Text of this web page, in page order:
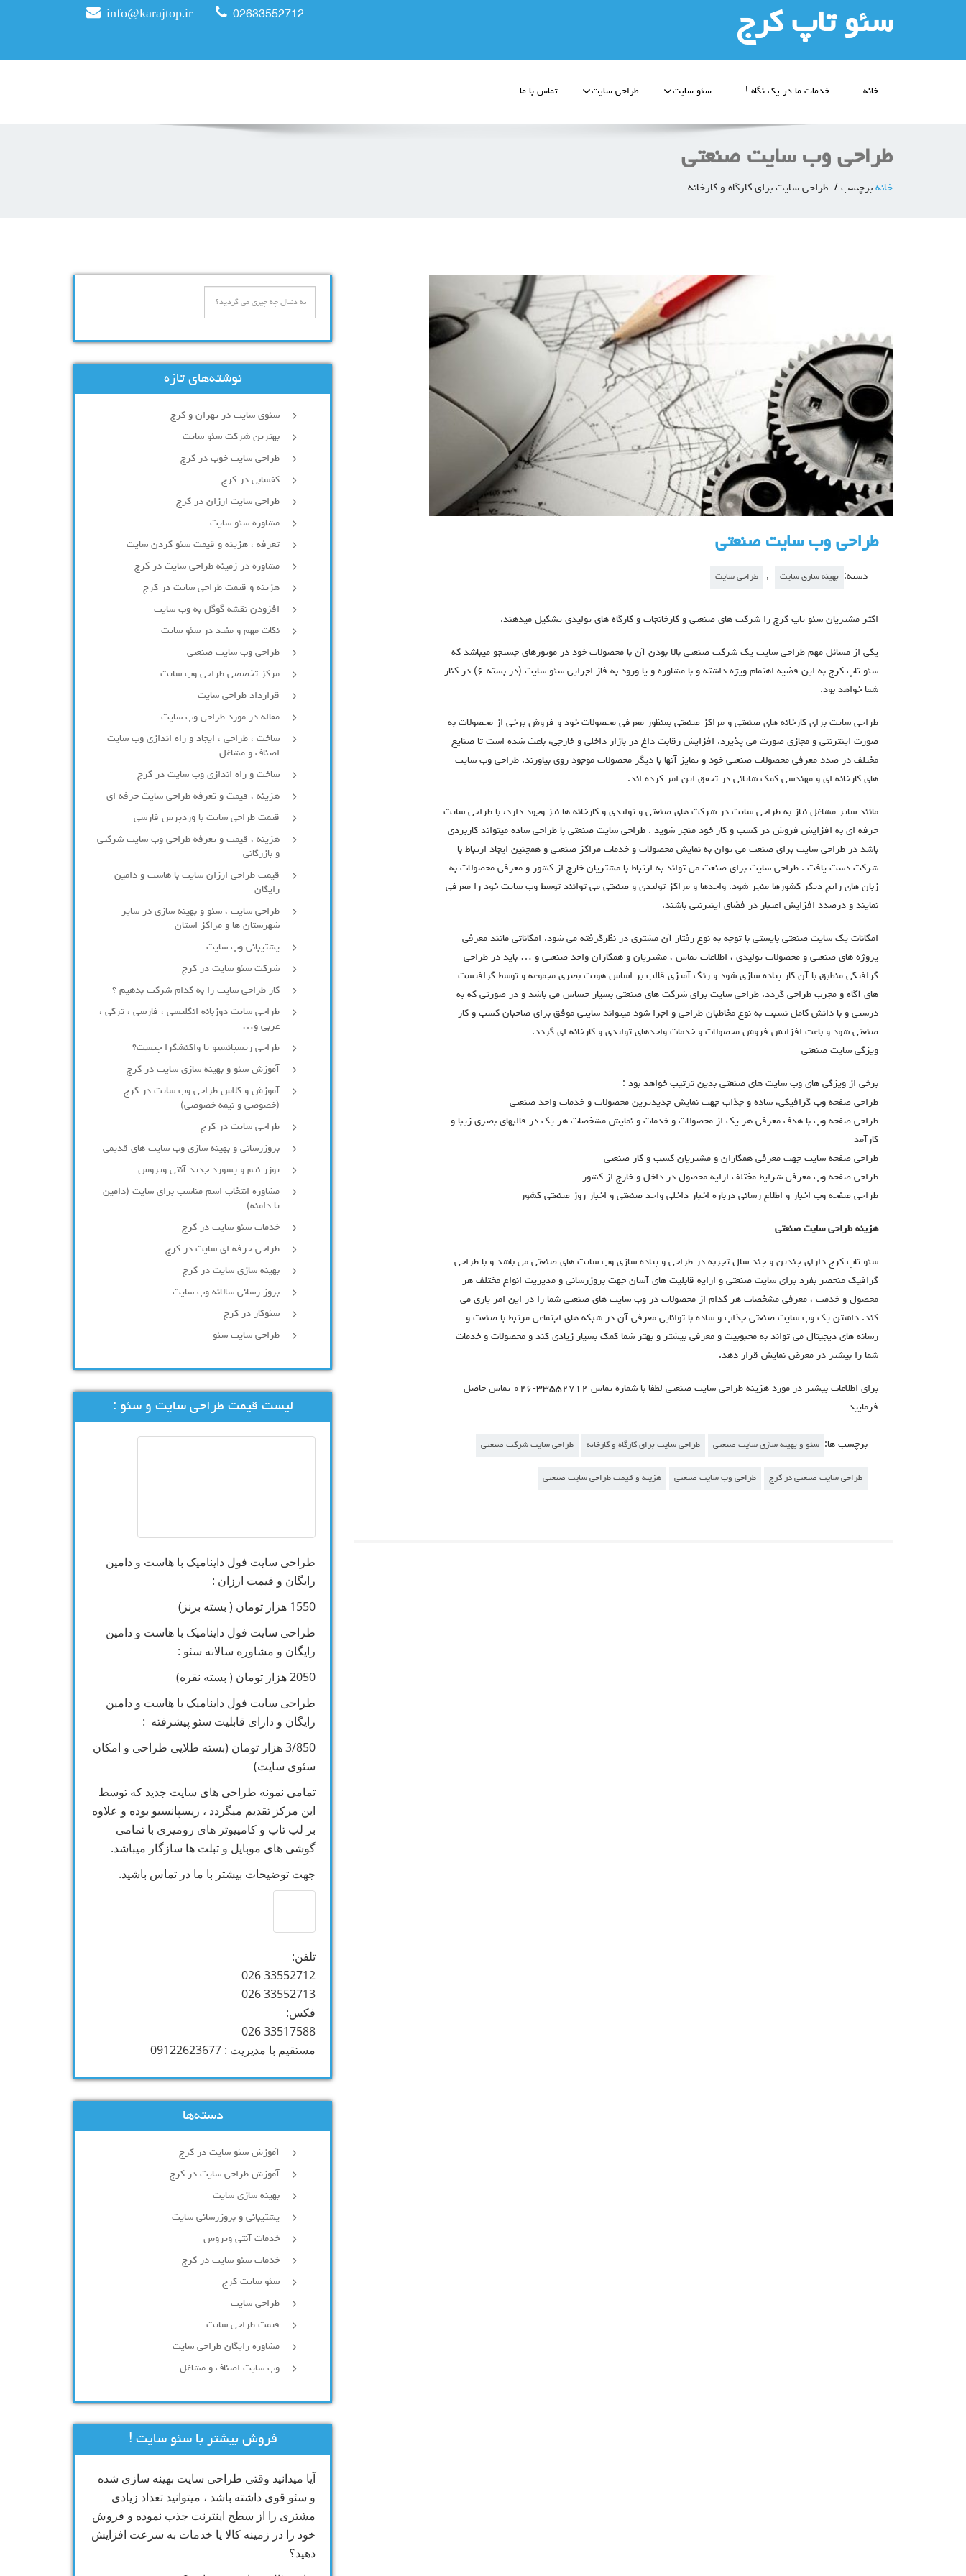
سئو تاپ کرج info@karajtop.ir 02633552712
خانه خدمات ما در یک نگاه ! سئو سایت طراحی سایت تماس با ما
طراحی وب سایت صنعتی
خانه برچسب طراحی سایت برای کارگاه و کارخانه
طراحی وب سایت صنعتی
دسته: بهینه سازی سایت , طراحی سایت
اکثر مشتریان سئو تاپ کرج را شرکت های صنعتی و کارخانجات و کارگاه های تولیدی تشکیل میدهند.
یکی از مسائل مهم طراحی سایت یک شرکت صنعتی بالا بودن آن با محصولات خود در موتورهای جستجو میباشد که
سئو تاپ کرج به این قضیه اهتمام ویژه داشته و با مشاوره و یا ورود به فاز اجرایی سئو سایت (در بسته ۶) در کنار
شما خواهد بود.
طراحي سايت براي كارخانه های صنعتی و مراكز صنعتي بمنظور معرفي محصولات خود و فروش برخي از محصولات به
صورت اينترنتي و مجازی صورت می پذیرد. افزايش رقابت داغ در بازار داخلي و خارجي، باعث شده است تا صنايع
مختلف در صدد معرفي محصولات صنعتي خود و تمايز آنها با ديگر محصولات موجود روی بیاورند. طراحی وب سایت
های کارخانه ای و مهندسی كمك شایانی در تحقق اين امر كرده اند.
مانند سایر مشاغل نیاز به طراحی سایت در شرکت های صنعتی و تولیدی و کارخانه ها نیز وجود دارد، با طراحی سایت
حرفه ای به افزایش فروش در کسب و کار خود منجر شوید . طراحی سایت صنعتی با طراحی ساده میتواند کاربردی
باشد در طراحی سایت برای صنعت می توان به نمایش محصولات و خدمات مراکز صنعتی و همچنین ایجاد ارتباط با
شرکت دست یافت . طراحی سایت برای صنعت می تواند به ارتباط با مشتریان خارج از کشور و معرفی محصولات به
زبان های رایج دیگر کشورها منجر شود. واحدها و مراکز تولیدی و صنعتی می توانند توسط وب سایت خود را معرفی
نمایند و درصدد افزایش اعتبار در فضای اینترنتی باشند.
امکانات یک سایت صنعتی بایستی با توجه به نوع رفتار آن مشتری در نظرگرفته می شود. امکاناتی مانند معرفی
پروژه های صنعتی و محصولات تولیدی ، اطلاعات تماس ، مشتریان و همکاران واحد صنعتی و … باید در طراحی
گرافیکی منطبق با آن کار پیاده سازی شود و رنگ آمیزی قالب بر اساس هویت بصری مجموعه و توسط گرافیست
های آگاه و مجرب طراحی گردد. طراحی سایت برای شرکت های صنعتی بسیار حساس می باشد و در صورتی که به
درستی و با دانش کامل نسبت به نوع مخاطبان طراحی و اجرا شود میتواند سایتی موفق برای صاحبان کسب و کار
صنعتی شود و باعث افزایش فروش محصولات و خدمات واحدهای تولیدی و کارخانه ای گردد.
ویژگی سایت صنعتی
برخی از ویژگی های وب سایت های صنعتی بدین ترتیب خواهد بود :
طراحی صفحه وب گرافیکی، ساده و جذاب جهت نمایش جدیدترین محصولات و خدمات واحد صنعتی
طراحی صفحه وب با هدف معرفی هر یک از محصولات و خدمات و نمایش مشخصات هر یک در قالبهای بصری زیبا و
کارآمد
طراحی صفحه سایت جهت معرفی همکاران و مشتریان کسب و کار صنعتی
طراحی صفحه وب معرفی شرایط مختلف ارایه محصول در داخل و خارج از کشور
طراحی صفحه وب اخبار و اطلاع رسانی درباره اخبار داخلی واحد صنعتی و اخبار روز صنعتی کشور
هزینه طراحی سایت صنعتی
سئو تاپ کرج دارای چندین و چند سال تجربه در طراحی و پیاده سازی وب سایت های صنعتی می باشد و با طراحی
گرافیک منحصر بفرد برای سایت صنعتی و ارایه قابلیت های آسان جهت بروزرسانی و مدیریت انواع مختلف هر
محصول و خدمت ، معرفی مشخصات هر کدام از محصولات در وب سایت های صنعتی شما را در این امر یاری می
کند. داشتن یک وب سایت صنعتی جذاب و ساده با توانایی معرفی آن در شبکه های اجتماعی مرتبط با صنعت و
رسانه های دیجیتال می تواند به محبوبیت و معرفی بیشتر و بهتر شما کمک بسیار زیادی کند و محصولات و خدمات
شما را بیشتر در معرض نمایش قرار دهد.
برای اطلاعات بیشتر در مورد هزینه طراحی سایت صنعتی لطفا با شماره تماس ۳۳۵۵۲۷۱۲-۰۲۶ تماس حاصل
فرمایید
برچسب ها: سئو و بهینه سازی سایت صنعتی طراحی سایت برای کارگاه و کارخانه طراحی سایت شرکت صنعتی
طراحی سایت صنعتی در کرج طراحی وب سایت صنعتی هزینه و قیمت طراحی سایت صنعتی
نوشته‌های تازه
سئوی سایت در تهران و کرج
بهترین شرکت سئو سایت
طراحی سایت خوب در کرج
کفسابی در کرج
طراحی سایت ارزان در کرج
مشاوره سئو سایت
تعرفه ، هزینه و قیمت سئو کردن سایت
مشاوره در زمینه طراحی سایت در کرج
هزینه و قیمت طراحی سایت در کرج
افزودن نقشه گوگل به وب سایت
نکات مهم و مفید در سئو سایت
طراحی وب سایت صنعتی
مرکز تخصصی طراحی وب سایت
قرارداد طراحی سایت
مقاله در مورد طراحی وب سایت
ساخت ، طراحی ، ایجاد و راه اندازی وب سایت
اصناف و مشاغل
ساخت و راه اندازی وب سایت در کرج
هزینه ، قیمت و تعرفه طراحی سایت حرفه ای
قیمت طراحی سایت با وردپرس فارسی
هزینه ، قیمت و تعرفه طراحی وب سایت شرکتی
و بازرگانی
قیمت طراحی ارزان سایت با هاست و دامین
رایگان
طراحی سایت ، سئو و بهینه سازی در سایر
شهرستان ها و مراکز استان
پشتیبانی وب سایت
شرکت سئو سایت در کرج
کار طراحی سایت را به کدام شرکت بدهیم ؟
طراحی سایت دوزبانه انگلیسی ، فارسی ، ترکی ،
عربی و…
طراحی ریسپانسیو یا واکنشگرا چیست؟
آموزش سئو و بهینه سازی سایت در کرج
آموزش و کلاس طراحی وب سایت در کرج
(خصوصی و نیمه خصوصی)
طراحی سایت در کرج
بروزرسانی و بهینه سازی وب سایت های قدیمی
یوزر نیم و پسورد جدید آنتی ویروس
مشاوره انتخاب اسم مناسب برای سایت (دامین
یا دامنه)
خدمات سئو سایت در کرج
طراحی حرفه ای سایت در کرج
بهینه سازی سایت در کرج
بروز رسانی سالانه وب سایت
سئوکار در کرج
طراحی سایت سئو
لیست قیمت طراحی سایت و سئو :
طراحی سایت فول داینامیک با هاست و دامین
رایگان و قیمت ارزان :
1550 هزار تومان ( بسته برنز)
طراحی سایت فول داینامیک با هاست و دامین
رایگان و مشاوره سالانه سئو :
2050 هزار تومان ( بسته نقره)
طراحی سایت فول داینامیک با هاست و دامین
رایگان و دارای قابلیت سئو پیشرفته :
3/850 هزار تومان (بسته طلایی طراحی و امکان
سئوی سایت)
تمامی نمونه طراحی های سایت جدید که توسط
این مرکز تقدیم میگردد ، ریسپانسیو بوده و علاوه
بر لپ تاپ و کامپیوتر های رومیزی با تمامی
گوشی های موبایل و تبلت ها سازگار میباشد.
جهت توضیحات بیشتر با ما در تماس باشید.
تلفن:
33552712 026
33552713 026
فکس:
33517588 026
مستقیم با مدیریت : 09122623677
دسته‌ها
آموزش سئو سایت در کرج
آموزش طراحی سایت در کرج
بهینه سازی سایت
پشتیبانی و بروزرسانی سایت
خدمات آنتی ویروس
خدمات سئو سایت در کرج
سئو سایت کرج
طراحی سایت
قیمت طراحی سایت
مشاوره رایگان طراحی سایت
وب سایت اصناف و مشاغل
فروش بیشتر با سئو سایت !
آیا میدانید وقتی طراحی سایت بهینه سازی شده
و سئو قوی داشته باشد ، میتوانید تعداد زیادی
مشتری را از سطح اینترنت جذب نموده و فروش
خود را در زمینه کالا یا خدمات به سرعت افزایش
دهید؟